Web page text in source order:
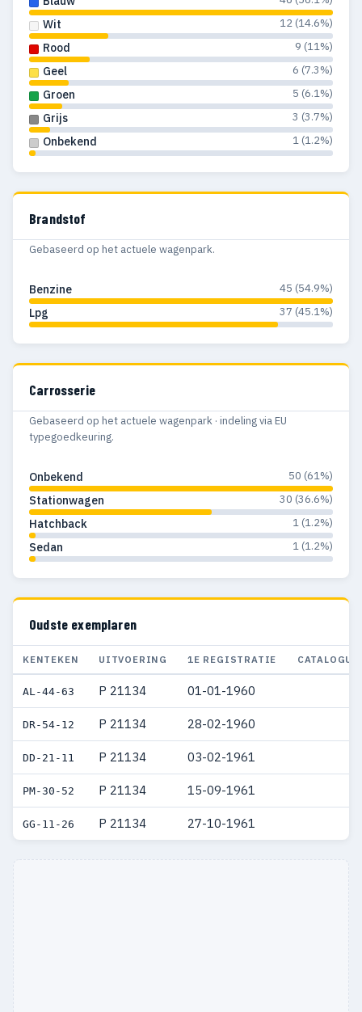
Wit 12 (14.6%)
Rood 9 (11%)
Geel 6 (7.3%)
Groen 5 (6.1%)
Grijs 3 (3.7%)
Onbekend 1 (1.2%)
Brandstof
Gebaseerd op het actuele wagenpark.
Benzine 45 (54.9%)
Lpg 37 (45.1%)
Carrosserie
Gebaseerd op het actuele wagenpark · indeling via EU
typegoedkeuring.
Onbekend 50 (61%)
Stationwagen 30 (36.6%)
Hatchback 1 (1.2%)
Sedan 1 (1.2%)
Oudste exemplaren
KENTEKEN UITVOERING 1E REGISTRATIE
AL-44-63 P 21134 01-01-1960
DR-54-12 P 21134 28-02-1960
DD-21-11 P 21134 03-02-1961
PM-30-52 P 21134 15-09-1961
GG-11-26 P 21134 27-10-1961